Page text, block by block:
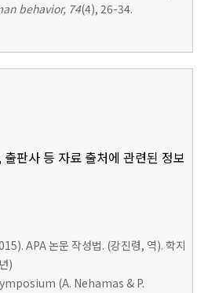
behavior, 74(4), 26-34.
판사 등 자료 출처에 관련된 정보
APA 논문 작성법. (강진령, 역). 학지
)
(A. Nehamas & P.